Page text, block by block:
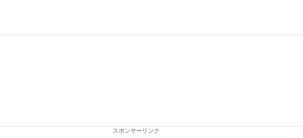
スポンサーリンク